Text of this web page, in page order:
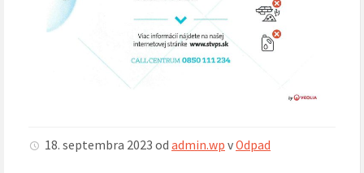
18. septembra 2023 od admin.wp vOdpad